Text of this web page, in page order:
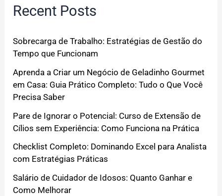
Recent Posts
Sobrecarga de Trabalho: Estratégias de Gestão do
Tempo que Funcionam
Aprenda a Criar um Negócio de Geladinho Gourmet
em Casa: Guia Prático Completo: Tudo o Que Você
Precisa Saber
Pare de Ignorar o Potencial: Curso de Extensão de
Cílios sem Experiência: Como Funciona na Prática
Checklist Completo: Dominando Excel para Analista
com Estratégias Práticas
Salário de Cuidador de Idosos: Quanto Ganhar e
Como Melhorar